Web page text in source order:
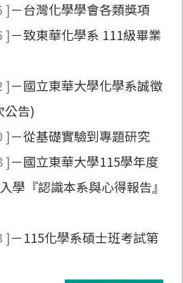
]－台灣化學學會各類獎項
]－致東華化學系 111級畢業
]－國立東華大學化學系誠徵
公告)
]－從基礎實驗到專題研究
]－國立東華大學115學年度
學『認識本系與心得報告』
]－115化學系碩士班考試第